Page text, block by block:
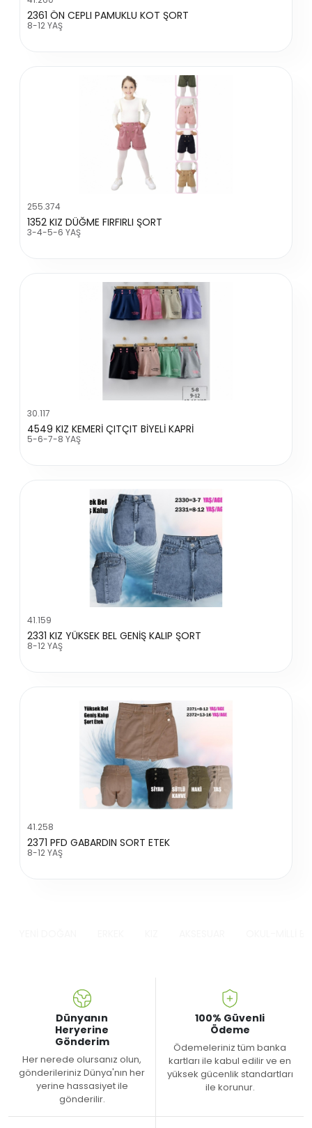
2361 ÖN CEPLI PAMUKLU KOT ŞORT
8-12 YAŞ
255.374
1352 KIZ DÜĞME FIRFIRLI ŞORT
3-4-5-6 YAŞ
30.117
4549 KIZ KEMERİ ÇITÇIT BİYELİ KAPRİ
5-6-7-8 YAŞ
41.159
2331 KIZ YÜKSEK BEL GENİŞ KALIP ŞORT
8-12 YAŞ
41.258
2371 PFD GABARDIN SORT ETEK
8-12 YAŞ
Dünyanın
Heryerine
Gönderim
Her nerede olursanız olun,
gönderileriniz Dünya'nın her
yerine hassasiyet ile
gönderilir.
100% Güvenli
Ödeme
Ödemeleriniz tüm banka
kartları ile kabul edilir ve en
yüksek gücenlik standartları
ile korunur.